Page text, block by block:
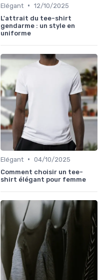
Elégant • 12/10/2025
L'attrait du tee-shirt
gendarme : un style en
uniforme
Elégant • 04/10/2025
Comment choisir un tee-
shirt élégant pour femme